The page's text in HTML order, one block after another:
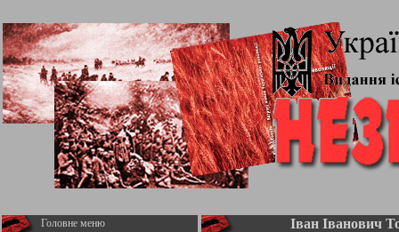
Головне меню Іван Іванович